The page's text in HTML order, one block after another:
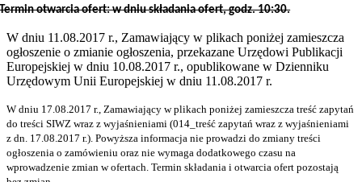
Termin otwarcia ofert: w dniu składania ofert, godz. 10:30.
W dniu 11.08.2017 r., Zamawiający w plikach poniżej zamieszcza
ogłoszenie o zmianie ogłoszenia, przekazane Urzędowi Publikacji
Europejskiej w dniu 10.08.2017 r., opublikowane w Dzienniku
Urzędowym Unii Europejskiej w dniu 11.08.2017 r.
W dniu 17.08.2017 r., Zamawiający w plikach poniżej zamieszcza treść zapytań
do treści SIWZ wraz z wyjaśnieniami (014_treść zapytań wraz z wyjaśnieniami
z dn. 17.08.2017 r.). Powyższa informacja nie prowadzi do zmiany treści
ogłoszenia o zamówieniu oraz nie wymaga dodatkowego czasu na
wprowadzenie zmian w ofertach. Termin składania i otwarcia ofert pozostają